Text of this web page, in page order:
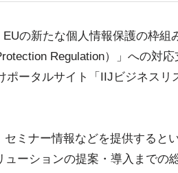
の新たな個人情報保護の枠組
Regulation）」への対応
ータルサイト「IIJビジネスリ
ミナー情報などを提供すると
ーションの提案・導入までの